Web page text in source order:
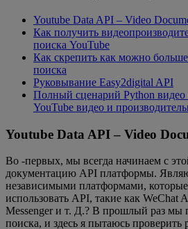
Youtube Data API – Video
Как получить
поиска YouTube
Как скрепить как можно больше
поиска
Руковывание Easy2digital API
Полный сценарий Python видео
YouTube видео и
Youtube Data API – Video
Во -первых, мы всегда начинаем с
документацию API платформы.
независимыми платформами, которые
использовать API, такие как WeChat
Messenger и т. Д.? В прошлый раз мы
поиска, и здесь я пытаюсь проверить